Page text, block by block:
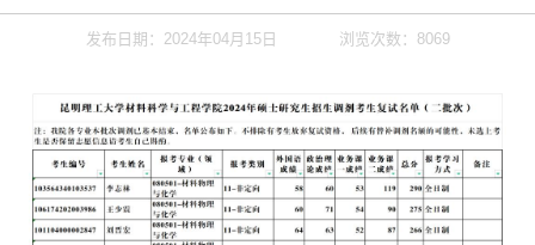
发布日期：2024年04月15日 浏览次数： 8069